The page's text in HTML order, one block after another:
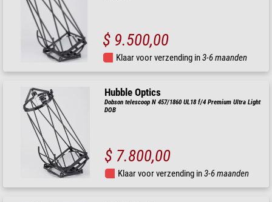
$ 9.500,00
Klaar voor verzending in3-6 maanden
Hubble Optics
Dobson telescoop N 457/1860 UL18 f/4 Premium Ultra Light
DOB
$ 7.800,00
Klaar voor verzending in3-6 maanden